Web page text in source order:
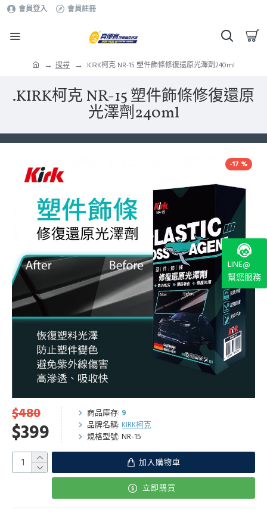
會員登入 會員註冊
搜尋 .KIRK柯克 NR-15 塑件飾條修復還原光澤劑240ml
.KIRK柯克 NR-15 塑件飾條修復還原
光澤劑240ml
-17 %
$399
$480 商品庫存: 9
品牌名稱: KIRK柯克
規格型號: NR-15
加入購物車
立即購買
LINE@
幫您服務